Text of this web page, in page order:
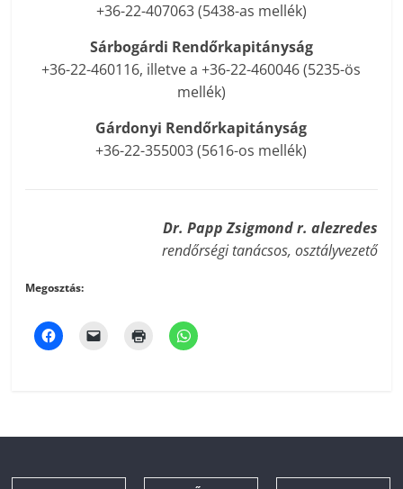
+36-22-407063 (5438-as mellék)
Sárbogárdi Rendőrkapitányság
+36-22-460116, illetve a +36-22-460046 (5235-ös
mellék)
Gárdonyi Rendőrkapitányság
+36-22-355003 (5616-os mellék)
Dr. Papp Zsigmond r. alezredes
rendőrségi tanácsos, osztályvezető
Megosztás: